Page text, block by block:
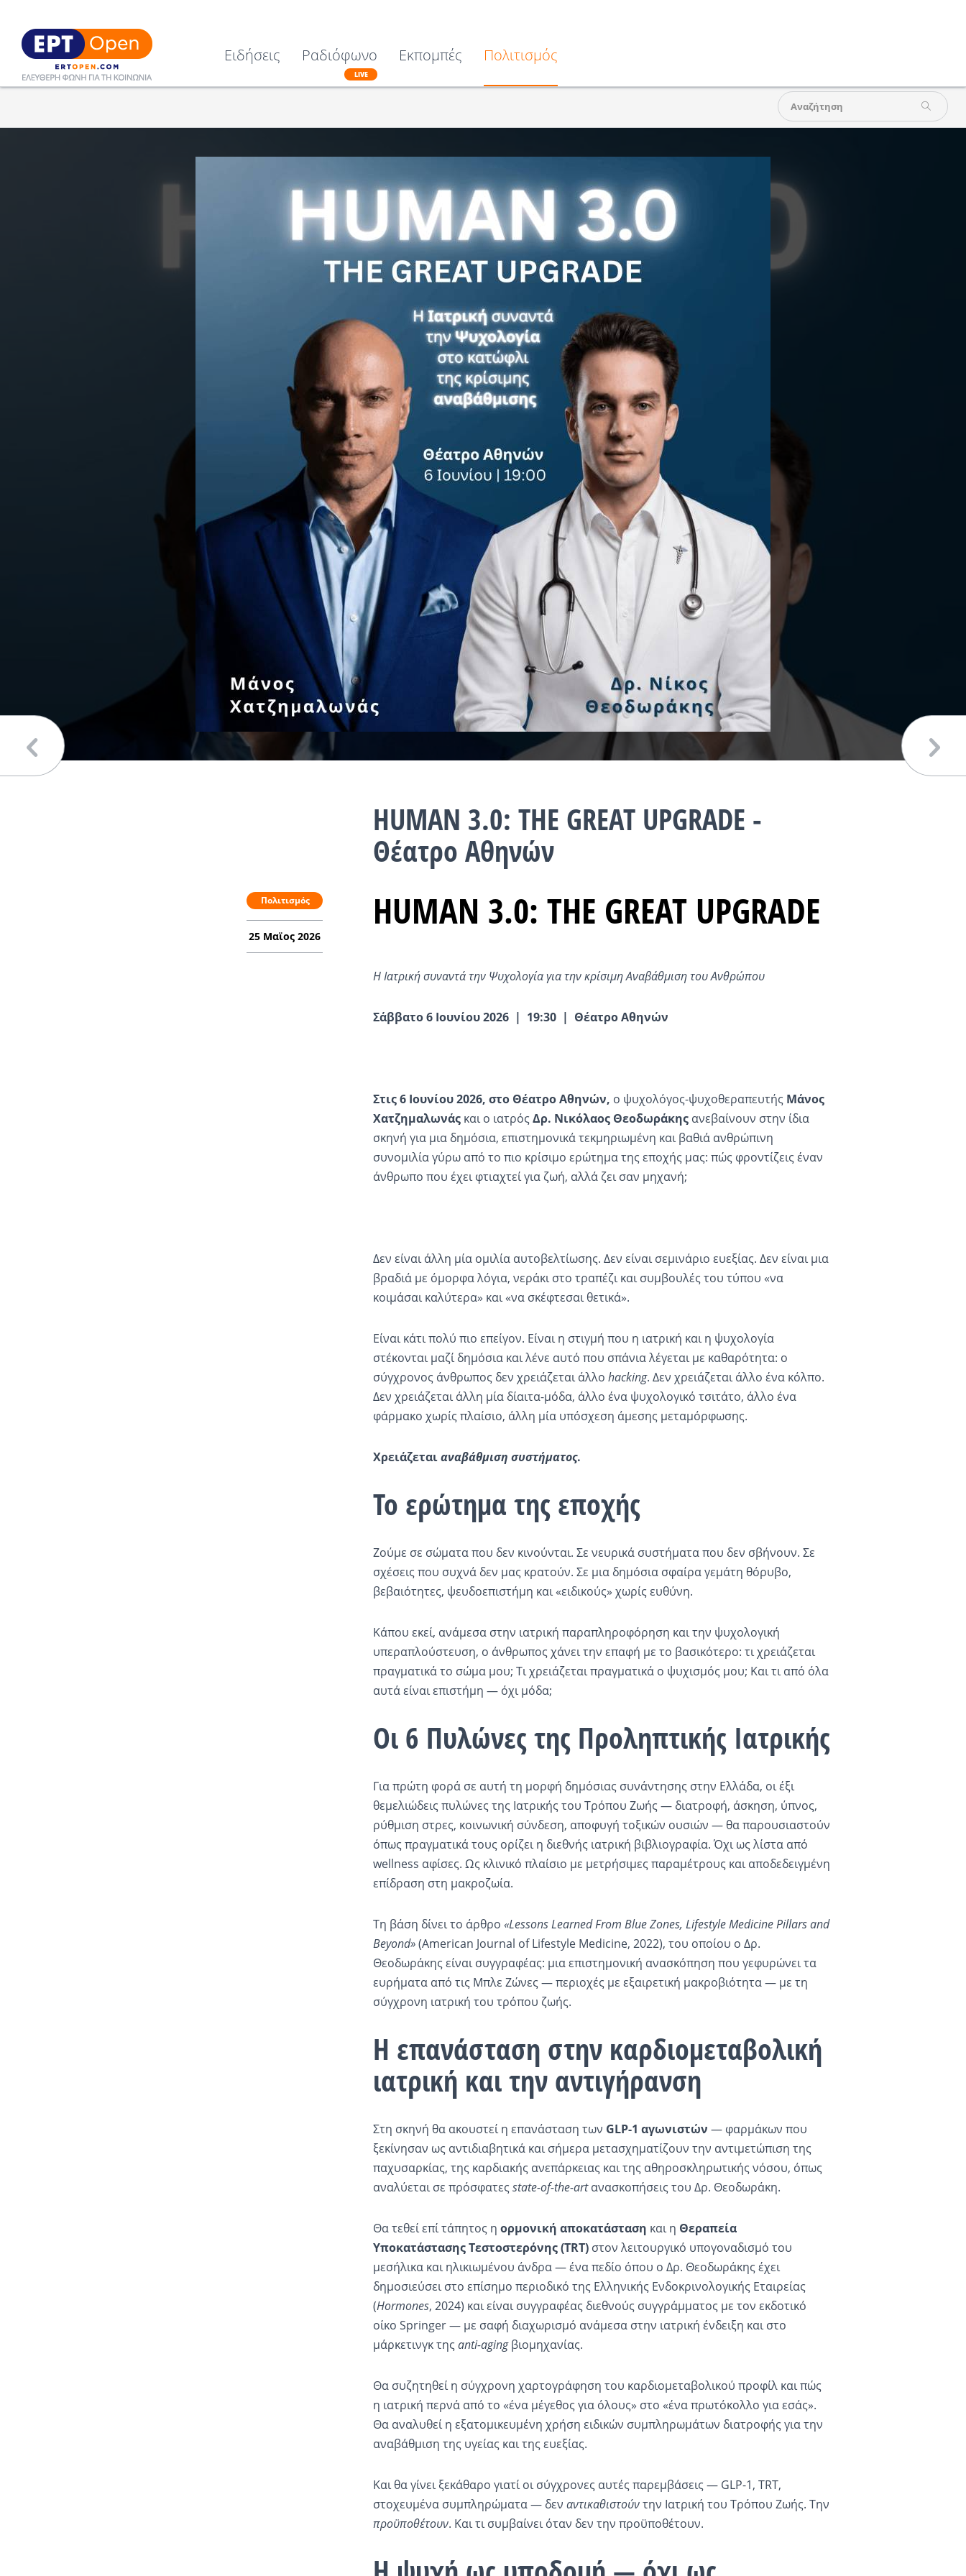
Ειδήσεις Ραδιόφωνο
LIVE
Εκπομπές Πολιτισμός
HUMAN 3.0: THE GREAT UPGRADE -
Θέατρο Αθηνών
Πολιτισμός
25 Μαϊος 2026
HUMAN 3.0: THE GREAT UPGRADE
Η Ιατρική συναντά την Ψυχολογία για την κρίσιμη Αναβάθμιση του Ανθρώπου
Σάββατο 6 Ιουνίου 2026 | 19:30 | Θέατρο Αθηνών
Στις 6 Ιουνίου 2026, στο Θέατρο Αθηνών, ο ψυχολόγος-ψυχοθεραπευτής Μάνος
Χατζημαλωνάςκαι ο ιατρός Δρ. Νικόλαος Θεοδωράκηςανεβαίνουν στην ίδια
σκηνή για μια δημόσια, επιστημονικά τεκμηριωμένη και βαθιά ανθρώπινη
συνομιλία γύρω από το πιο κρίσιμο ερώτημα της εποχής μας: πώς φροντίζεις έναν
άνθρωπο που έχει φτιαχτεί για ζωή, αλλά ζει σαν μηχανή;
Δεν είναι άλλη μία ομιλία αυτοβελτίωσης. Δεν είναι σεμινάριο ευεξίας. Δεν είναι μια
βραδιά με όμορφα λόγια, νεράκι στο τραπέζι και συμβουλές του τύπου «να
κοιμάσαι καλύτερα» και «να σκέφτεσαι θετικά».
Είναι κάτι πολύ πιο επείγον. Είναι η στιγμή που η ιατρική και η ψυχολογία
στέκονται μαζί δημόσια και λένε αυτό που σπάνια λέγεται με καθαρότητα: ο
σύγχρονος άνθρωπος δεν χρειάζεται άλλο hacking. Δεν χρειάζεται άλλο ένα κόλπο.
Δεν χρειάζεται άλλη μία δίαιτα-μόδα, άλλο ένα ψυχολογικό τσιτάτο, άλλο ένα
φάρμακο χωρίς πλαίσιο, άλλη μία υπόσχεση άμεσης μεταμόρφωσης.
Χρειάζεταιαναβάθμιση συστήματος.
Το ερώτημα της εποχής
Ζούμε σε σώματα που δεν κινούνται. Σε νευρικά συστήματα που δεν σβήνουν. Σε
σχέσεις που συχνά δεν μας κρατούν. Σε μια δημόσια σφαίρα γεμάτη θόρυβο,
βεβαιότητες, ψευδοεπιστήμη και «ειδικούς» χωρίς ευθύνη.
Κάπου εκεί, ανάμεσα στην ιατρική παραπληροφόρηση και την ψυχολογική
υπεραπλούστευση, ο άνθρωπος χάνει την επαφή με το βασικότερο: τι χρειάζεται
πραγματικά το σώμα μου; Τι χρειάζεται πραγματικά ο ψυχισμός μου; Και τι από όλα
αυτά είναι επιστήμη — όχι μόδα;
Οι 6 Πυλώνες της Προληπτικής Ιατρικής
Για πρώτη φορά σε αυτή τη μορφή δημόσιας συνάντησης στην Ελλάδα, οι έξι
θεμελιώδεις πυλώνες της Ιατρικής του Τρόπου Ζωής — διατροφή, άσκηση, ύπνος,
ρύθμιση στρες, κοινωνική σύνδεση, αποφυγή τοξικών ουσιών — θα παρουσιαστούν
όπως πραγματικά τους ορίζει η διεθνής ιατρική βιβλιογραφία. Όχι ως λίστα από
wellness αφίσες. Ως κλινικό πλαίσιο με μετρήσιμες παραμέτρους και αποδεδειγμένη
επίδραση στη μακροζωία.
Τη βάση δίνει το άρθρο «Lessons Learned From Blue Zones, Lifestyle Medicine Pillars and
Beyond»(American Journal of Lifestyle Medicine, 2022), του οποίου ο Δρ.
Θεοδωράκης είναι συγγραφέας: μια επιστημονική ανασκόπηση που γεφυρώνει τα
ευρήματα από τις Μπλε Ζώνες — περιοχές με εξαιρετική μακροβιότητα — με τη
σύγχρονη ιατρική του τρόπου ζωής.
Η επανάσταση στην καρδιομεταβολική
ιατρική και την αντιγήρανση
Στη σκηνή θα ακουστεί η επανάσταση των GLP-1 αγωνιστών — φαρμάκων που
ξεκίνησαν ως αντιδιαβητικά και σήμερα μετασχηματίζουν την αντιμετώπιση της
παχυσαρκίας, της καρδιακής ανεπάρκειας και της αθηροσκληρωτικής νόσου, όπως
αναλύεται σε πρόσφατες state-of-the-artανασκοπήσεις του Δρ. Θεοδωράκη.
Θα τεθεί επί τάπητος η ορμονική αποκατάσταση και η Θεραπεία
Υποκατάστασης Τεστοστερόνης (TRT)στον λειτουργικό υπογοναδισμό του
μεσήλικα και ηλικιωμένου άνδρα — ένα πεδίο όπου ο Δρ. Θεοδωράκης έχει
δημοσιεύσει στο επίσημο περιοδικό της Ελληνικής Ενδοκρινολογικής Εταιρείας
(Hormones, 2024) και είναι συγγραφέας διεθνούς συγγράμματος με τον εκδοτικό
οίκο Springer — με σαφή διαχωρισμό ανάμεσα στην ιατρική ένδειξη και στο
μάρκετινγκ της anti-agingβιομηχανίας.
Θα συζητηθεί η σύγχρονη χαρτογράφηση του καρδιομεταβολικού προφίλ και πώς
η ιατρική περνά από το «ένα μέγεθος για όλους» στο «ένα πρωτόκολλο για εσάς».
Θα αναλυθεί η εξατομικευμένη χρήση ειδικών συμπληρωμάτων διατροφής για την
αναβάθμιση της υγείας και της ευεξίας.
Και θα γίνει ξεκάθαρο γιατί οι σύγχρονες αυτές παρεμβάσεις — GLP-1, TRT,
στοχευμένα συμπληρώματα — δεν αντικαθιστούντην Ιατρική του Τρόπου Ζωής. Την
προϋποθέτουν. Και τι συμβαίνει όταν δεν την προϋποθέτουν.